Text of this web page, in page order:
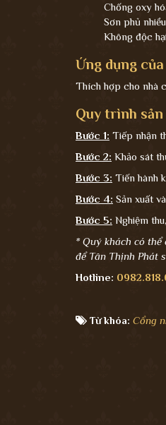
Chống oxy
Sơn phủ
Không độc
Ứng dụng
Thích hợp cho nhà
Quy trình sản
Bước 1: Tiếp nhận
Bước 2: Khảo sát
Bước 3: Tiến hành
Bước 4: Sản xuất
Bước 5: Nghiệm
* Quý khách có thể
để Tân Thịnh Phát
Hotline:
Từ khóa: Cổng